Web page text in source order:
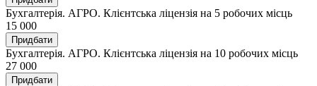
Бухгалтерія. АГРО. Клієнтська ліцензія на 5 робочих місць
15 000
Придбати
Бухгалтерія. АГРО. Клієнтська ліцензія на 10 робочих місць
27 000
Придбати